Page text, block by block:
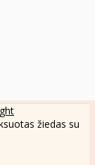
žiedas su